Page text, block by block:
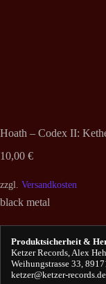
Hoath ‎– Codex II:
10,00 €
zzgl. Versandkosten
black metal
Produktsicherheit &
Ketzer Records, Alex
Weihungstrasse 33,
ketzer@ketzer-records.de